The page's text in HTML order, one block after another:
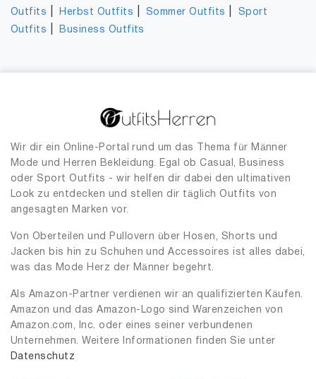
Outfits
Herbst Outfits Sommer Outfits
Sport
Outfits
Business Outfits
Wir dir ein Online-Portal rund um das Thema für Männer
Mode und Herren Bekleidung. Egal ob Casual, Business
oder Sport Outfits - wir helfen dir dabei den ultimativen
Look zu entdecken und stellen dir täglich Outfits von
angesagten Marken vor.
Von Oberteilen und Pullovern über Hosen, Shorts und
Jacken bis hin zu Schuhen und Accessoires ist alles dabei,
was das Mode Herz der Männer begehrt.
Als Amazon-Partner verdienen wir an qualifizierten Käufen.
Amazon und das Amazon-Logo sind Warenzeichen von
Amazon.com, Inc. oder eines seiner verbundenen
Unternehmen. Weitere Informationen finden Sie unter
Datenschutz